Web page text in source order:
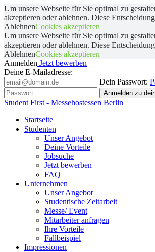
Um unsere Webseite für Sie optimal zu
akzeptieren oder ablehnen. Diese
AblehnenCookies akzeptieren
Um unsere Webseite für Sie optimal zu
akzeptieren oder ablehnen. Diese
AblehnenCookies akzeptieren
Anmelden Jetzt bewerben
Deine E-Mailadresse:
Dein Passwort:
Anmelden zu
Student First - Messehostessen Berlin
Startseite
Studenten
Unser Angebot
Deine Vorteile
Jobsuche
Jetzt bewerben
FAQ
Unternehmen
Unser Angebot
Studentische Zeitarbeit
Messe/ Event
Mitarbeiter anfragen
Ihre Vorteile
Fallbeispiel
Impressionen